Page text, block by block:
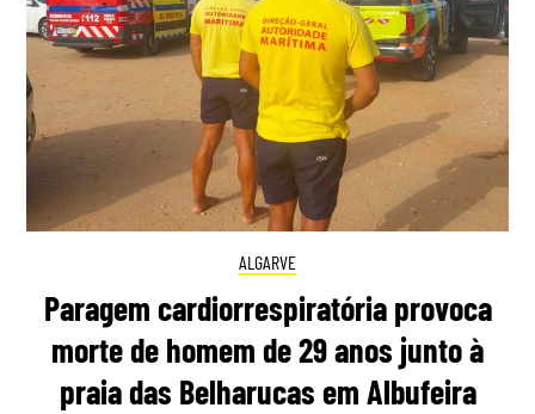
ALGARVE
Paragem cardiorrespiratória provoca
morte de homem de 29 anos junto à
praia das Belharucas em Albufeira